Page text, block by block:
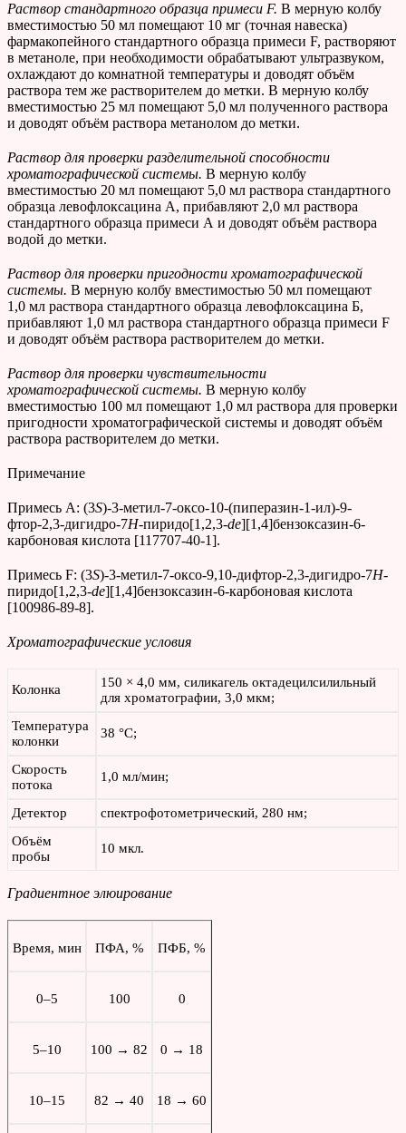
Раствор стандартного образца примеси F. В мерную колбу
вместимостью 50 мл помещают 10 мг (точная навеска)
фармакопейного стандартного образца примеси F, растворяют
в метаноле, при необходимости обрабатывают ультразвуком,
охлаждают до комнатной температуры и доводят объём
раствора тем же растворителем до метки. В мерную колбу
вместимостью 25 мл помещают 5,0 мл полученного раствора
и доводят объём раствора метанолом до метки.
Раствор для проверки разделительной способности
хроматографической системы. В мерную колбу
вместимостью 20 мл помещают 5,0 мл раствора стандартного
образца левофлоксацина А, прибавляют 2,0 мл раствора
стандартного образца примеси А и доводят объём раствора
водой до метки.
Раствор для проверки пригодности хроматографической
системы. В мерную колбу вместимостью 50 мл помещают
1,0 мл раствора стандартного образца левофлоксацина Б,
прибавляют 1,0 мл раствора стандартного образца примеси F
и доводят объём раствора растворителем до метки.
Раствор для проверки чувствительности
хроматографической системы. В мерную колбу
вместимостью 100 мл помещают 1,0 мл раствора для проверки
пригодности хроматографической системы и доводят объём
раствора растворителем до метки.
Примечание
Примесь A: (3S)-3-метил-7-оксо-10-(пиперазин-1-ил)-9-
фтор-2,3-дигидро-7H-пиридо[1,2,3-de][1,4]бензоксазин-6-
карбоновая кислота [117707-40-1].
Примесь F: (3S)-3-метил-7-оксо-9,10-дифтор-2,3-дигидро-7H-
пиридо[1,2,3-de][1,4]бензоксазин-6-карбоновая кислота
[100986-89-8].
Хроматографические условия
Колонка
150 × 4,0 мм, силикагель октадецилсилильный
для хроматографии, 3,0 мкм;
Температура
колонки
38 °С;
Скорость
потока
1,0 мл/мин;
Детектор
спектрофотометрический, 280 нм;
Объём
пробы
10 мкл.
Градиентное элюирование
Время, мин ПФА, % ПФБ, %
0–5 100 0
5–10 100 → 82 0 → 18
10–15 82 → 40 18 → 60